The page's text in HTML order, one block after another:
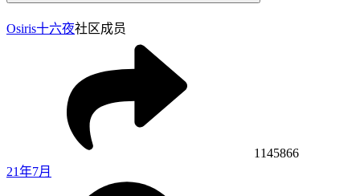
Osiris十六夜社区成员
1145866
21年7月